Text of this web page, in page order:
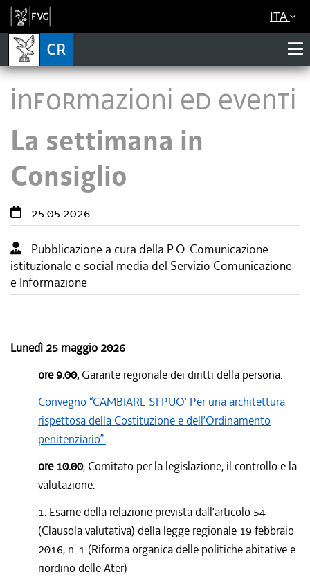
ITA
Informazioni ed eventi
La settimana in
Consiglio
25.05.2026
Pubblicazione a cura della P.O. Comunicazione
istituzionale e social media del Servizio Comunicazione
e Informazione
Lunedì 25 maggio 2026
ore 9.00, Garante regionale dei diritti della persona:
Convegno “CAMBIARE SI PUO’ Per una architettura
rispettosa della Costituzione e dell’Ordinamento
penitenziario”.
ore 10.00, Comitato per la legislazione, il controllo e la
valutazione:
1. Esame della relazione prevista dall’articolo 54
(Clausola valutativa) della legge regionale 19 febbraio
2016, n. 1 (Riforma organica delle politiche abitative e
riordino delle Ater)